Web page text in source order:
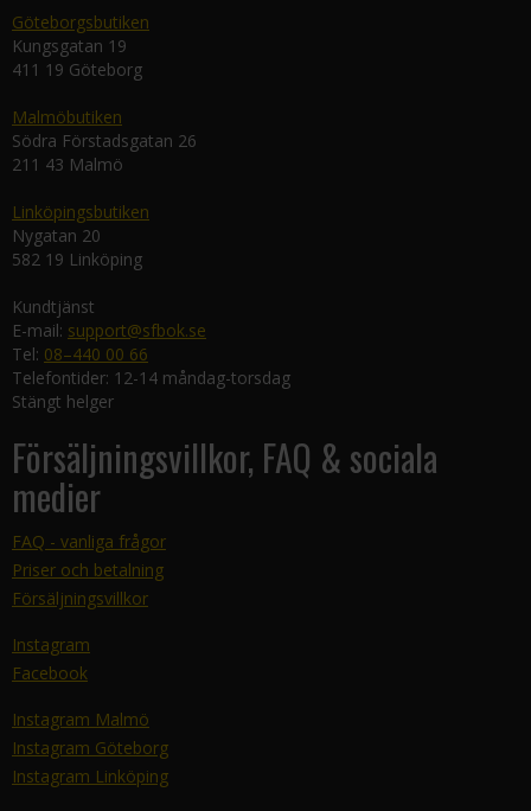
Göteborgsbutiken
Kungsgatan 19
411 19 Göteborg
Malmöbutiken
Södra Förstadsgatan 26
211 43 Malmö
Linköpingsbutiken
Nygatan 20
582 19 Linköping
Kundtjänst
E-mail: support@sfbok.se
Tel: 08–440 00 66
Telefontider: 12-14 måndag-torsdag
Stängt helger
Försäljningsvillkor, FAQ & sociala
medier
FAQ - vanliga frågor
Priser och betalning
Försäljningsvillkor
Instagram
Facebook
Instagram Malmö
Instagram Göteborg
Instagram Linköping